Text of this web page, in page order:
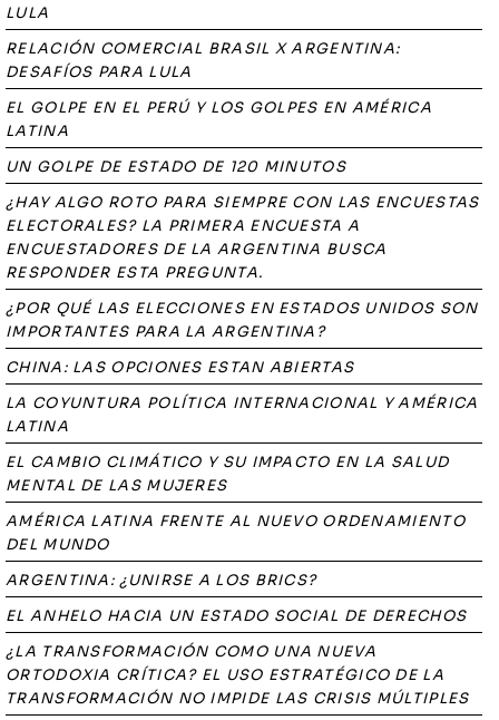
LULA
RELACIÓN COMERCIAL BRASIL X ARGENTINA:
DESAFÍOS PARA LULA
EL GOLPE EN EL PERÚ Y LOS GOLPES EN AMÉRICA
LATINA
UN GOLPE DE ESTADO DE 120 MINUTOS
¿HAY ALGO ROTO PARA SIEMPRE CON LAS ENCUESTAS
ELECTORALES? LA PRIMERA ENCUESTA A
ENCUESTADORES DE LA ARGENTINA BUSCA
RESPONDER ESTA PREGUNTA.
¿POR QUÉ LAS ELECCIONES EN ESTADOS UNIDOS SON
IMPORTANTES PARA LA ARGENTINA?
CHINA: LAS OPCIONES ESTAN ABIERTAS
LA COYUNTURA POLÍTICA INTERNACIONAL Y AMÉRICA
LATINA
EL CAMBIO CLIMÁTICO Y SU IMPACTO EN LA SALUD
MENTAL DE LAS MUJERES
AMÉRICA LATINA FRENTE AL NUEVO ORDENAMIENTO
DEL MUNDO
ARGENTINA: ¿UNIRSE A LOS BRICS?
EL ANHELO HACIA UN ESTADO SOCIAL DE DERECHOS
¿LA TRANSFORMACIÓN COMO UNA NUEVA
ORTODOXIA CRÍTICA? EL USO ESTRATÉGICO DE LA
TRANSFORMACIÓN NO IMPIDE LAS CRISIS MÚLTIPLES